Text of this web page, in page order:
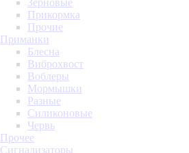
Зерновые
Прикормка
Прочие
Приманки
Блесна
Виброхвост
Воблеры
Мормышки
Разные
Силиконовые
Червь
Прочее
Сигнализаторы